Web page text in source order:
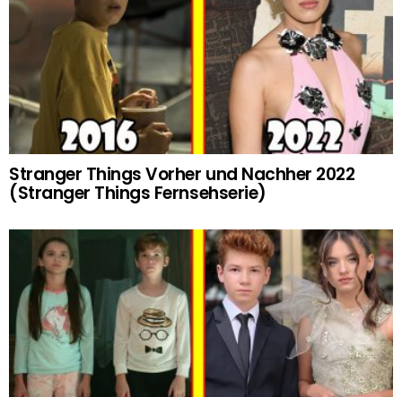
Stranger Things Vorher und Nachher 2022
(Stranger Things Fernsehserie)